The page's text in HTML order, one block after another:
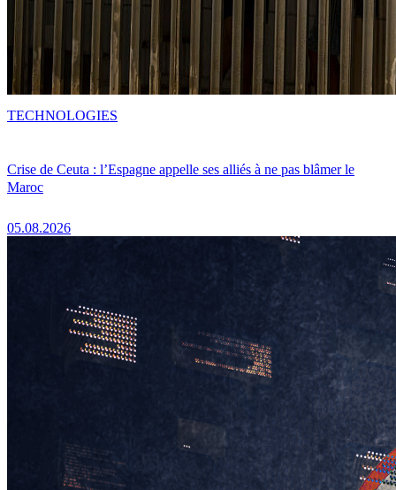
Crise de Ceuta : l’Espagne appelle ses alliés à ne pas blâmer le
Maroc
05.08.2026
TECHNOLOGIES